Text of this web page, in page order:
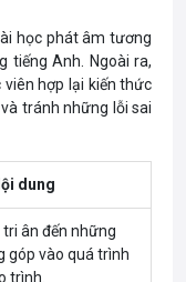
học phát âm tương
tiếng Anh. Ngoài ra,
hợp lại kiến thức
tránh những lỗi sai
dung
ân đến những
góp vào quá trình
trình.